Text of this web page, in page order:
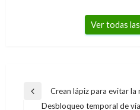
Ver todas
Navegación
Entrada
anterior
Crean lápiz para evitar la
Desbloqueo temporal de